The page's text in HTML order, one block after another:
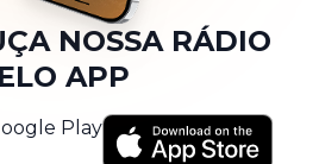
NOSSA RÁDIO
APP